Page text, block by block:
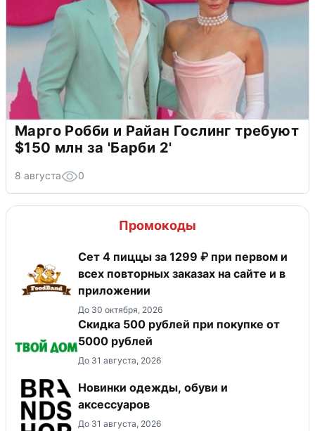
Марго Робби и Райан Гослинг требуют
$150 млн за 'Барби 2'
8 августа 0
Промокоды
Сет 4 пиццы за 1299 ₽ при первом и
всех повторных заказах на сайте и в
приложении
До 30 октября, 2026
Скидка 500 рублей при покупке от
5000 рублей
До 31 августа, 2026
Новинки одежды, обуви и
аксессуаров
До 31 августа, 2026